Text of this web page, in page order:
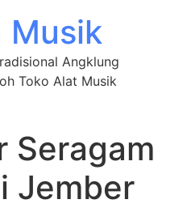
Musik
Angklung
Toko Alat Musik
Seragam
Jember